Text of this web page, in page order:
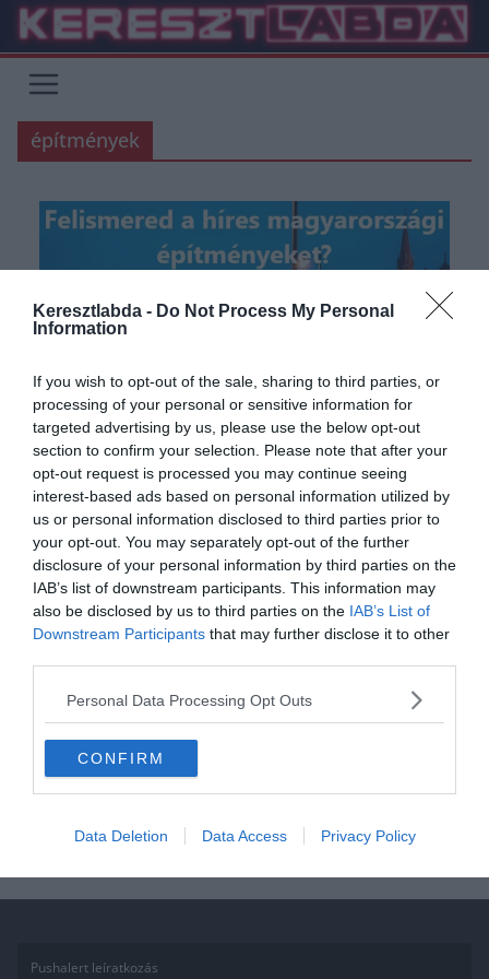
Keresztlabda - Do Not Process My Personal
Information
If you wish to opt-out of the sale, sharing to third parties, or
processing of your personal or sensitive information for
targeted advertising by us, please use the below opt-out
section to confirm your selection. Please note that after your
opt-out request is processed you may continue seeing
interest-based ads based on personal information utilized by
us or personal information disclosed to third parties prior to
your opt-out. You may separately opt-out of the further
disclosure of your personal information by third parties on the
IAB’s list of downstream participants. This information may
also be disclosed by us to third parties on the IAB’s List of
Downstream Participants that may further disclose it to other
Personal Data Processing Opt Outs
CONFIRM
Data Deletion Data Access Privacy Policy
Skip
content
építmények
ÁLTALÁNOS KVÍZEK KÉPFELADVÁNY KVÍZ MŰVÉSZET
TESZT
TUDÁSPRÓBA
2021.07.22. Adam
Kvíz: Felismered a híres
magyarországi építményeket?
Csak a legjobbaknak sikerül
mind!
Magyarország tele van szebbnél szebb és híresebbnél híresebb
épületekkel. De Te felismered őket? Sikerül a kvíz minden
kérdésére megadnod a
Read More
Pushalert leíratkozás